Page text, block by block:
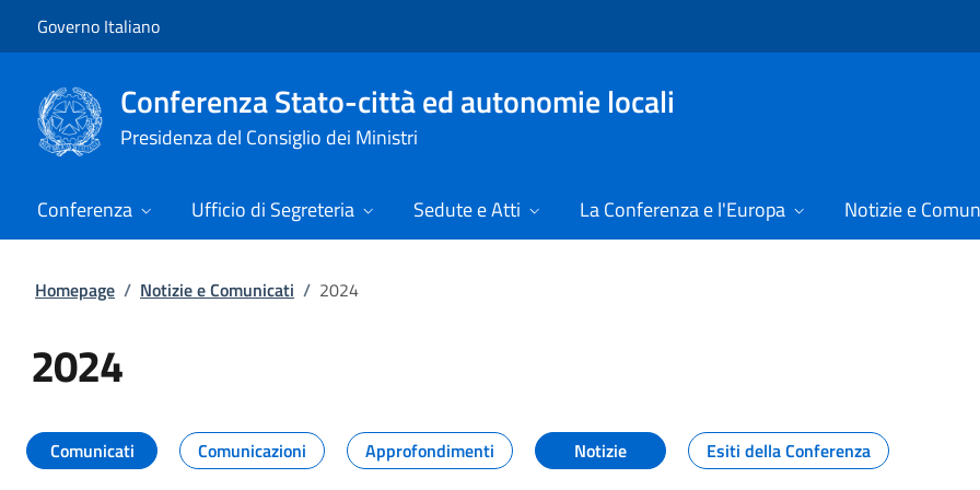
Governo Italiano
Conferenza Stato-città ed autonomie locali
Presidenza del Consiglio dei Ministri
Conferenza Ufficio di Segreteria Sedute e Atti La Conferenza e l'Europa Notizie e
Homepage / Notizie e Comunicati / 2024
2024
Tutti i contenuti della pagina 2024
Comunicati Comunicazioni Approfondimenti Notizie Esiti della Conferenza